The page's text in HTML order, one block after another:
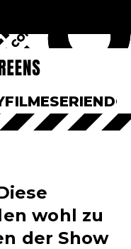
FILMESERIEN
wohl zu
der Show